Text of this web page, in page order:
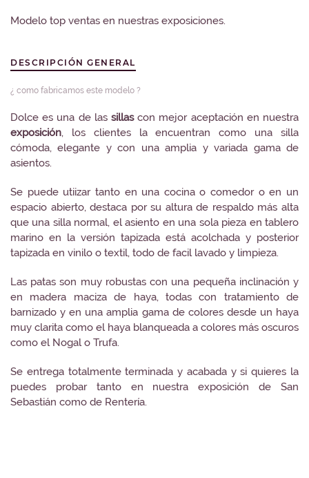
Modelo top ventas en nuestras exposiciones.
DESCRIPCIÓN GENERAL
¿ como fabricamos este modelo ?
Dolce es una de las sillascon mejor aceptación en nuestra
exposición, los clientes la encuentran como una silla
cómoda, elegante y con una amplia y variada gama de
asientos.
Se puede utiizar tanto en una cocina o comedor o en un
espacio abierto, destaca por su altura de respaldo más alta
que una silla normal, el asiento en una sola pieza en tablero
marino en la versión tapizada está acolchada y posterior
tapizada en vinilo o textil, todo de facil lavado y limpieza.
Las patas son muy robustas con una pequeña inclinación y
en madera maciza de haya, todas con tratamiento de
barnizado y en una amplia gama de colores desde un haya
muy clarita como el haya blanqueada a colores más oscuros
como el Nogal o Trufa.
Se entrega totalmente terminada y acabada y si quieres la
puedes probar tanto en nuestra exposición de San
Sebastián como de Rentería.